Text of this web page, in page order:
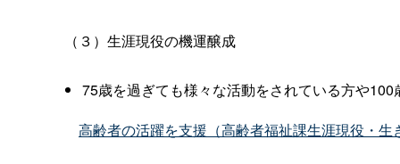
（３）生涯現役の機運醸成
75歳を過ぎても様々な活動をされている方や100
高齢者の活躍を支援（高齢者福祉課生涯現役・